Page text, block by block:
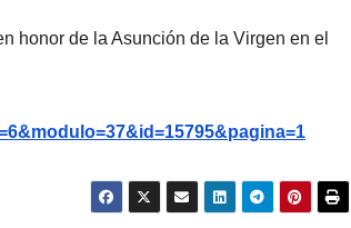
honor de la Asunción de la Virgen en el